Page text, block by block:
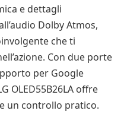
e dettagli
Dolby Atmos,
che ti
Con due porte
per Google
OLED55B26LA offre
un controllo pratico.